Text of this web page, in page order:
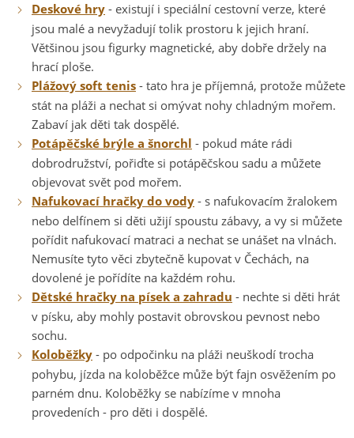
Deskové hry - existují i speciální cestovní verze, které
jsou malé a nevyžadují tolik prostoru k jejich hraní.
Většinou jsou figurky magnetické, aby dobře držely na
hrací ploše.
Plážový soft tenis - tato hra je příjemná, protože můžete
stát na pláži a nechat si omývat nohy chladným mořem.
Zabaví jak děti tak dospělé.
Potápěčské brýle a šnorchl - pokud máte rádi
dobrodružství, pořiďte si potápěčskou sadu a můžete
objevovat svět pod mořem.
Nafukovací hračky do vody - s nafukovacím žralokem
nebo delfínem si děti užijí spoustu zábavy, a vy si můžete
pořídit nafukovací matraci a nechat se unášet na vlnách.
Nemusíte tyto věci zbytečně kupovat v Čechách, na
dovolené je pořídíte na každém rohu.
Dětské hračky na písek a zahradu - nechte si děti hrát
v písku, aby mohly postavit obrovskou pevnost nebo
sochu.
Koloběžky - po odpočinku na pláži neuškodí trocha
pohybu, jízda na koloběžce může být fajn osvěžením po
parném dnu. Koloběžky se nabízíme v mnoha
provedeních - pro děti i dospělé.